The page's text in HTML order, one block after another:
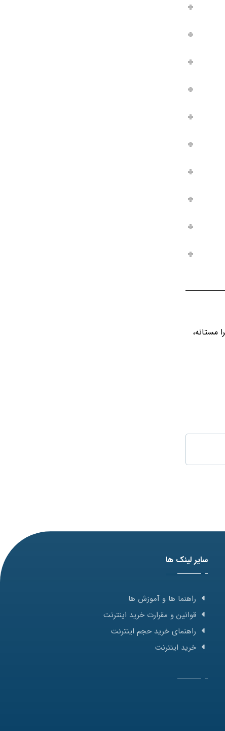
مستانه،
سایر لینک ها
راهنما ها و آموزش ها
قوانین و مقرارت خرید اینترنت
راهنمای خرید حجم اینترنت
خرید اینترنت